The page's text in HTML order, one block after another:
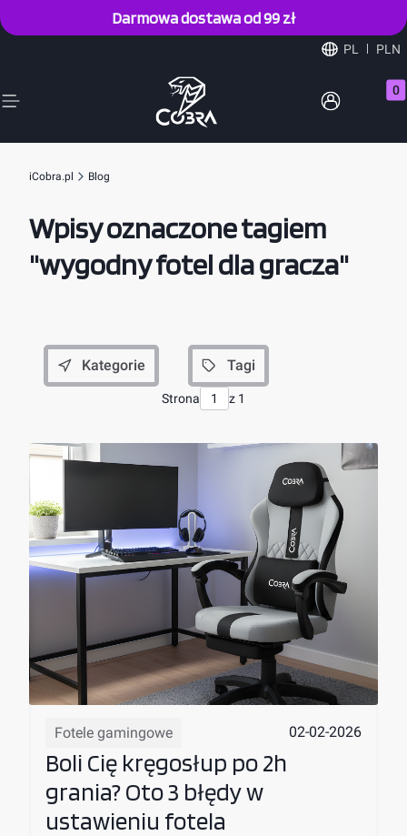
Darmowa dostawa od 99 zł
PL PLN
iCobra.pl Blog
Wpisy oznaczone tagiem
"wygodny fotel dla gracza"
Kategorie Tagi
Strona z 1
Fotele gamingowe 02-02-2026
Boli Cię kręgosłup po 2h
grania? Oto 3 błędy w
ustawieniu fotela